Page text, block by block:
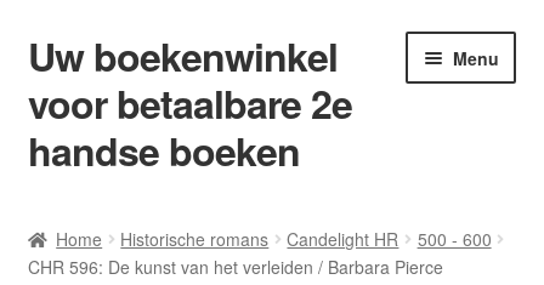
Ga
door
naar
navigatie
Ga
naar
de
inhoud
Uw boekenwinkel
voor betaalbare 2e
handse boeken
Menu
Afrekenen
Home Historische romans Candelight HR
500 - 600
CHR 596: De kunst van het verleiden / Barbara Pierce